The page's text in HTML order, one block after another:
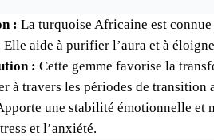
: La turquoise Africaine est
aide à purifier l’aura et à
: Cette gemme favorise la
à travers les périodes de transition
une stabilité émotionnelle et
et l’anxiété.